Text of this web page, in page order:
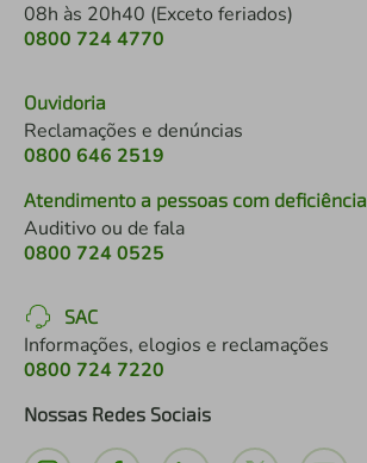
08h às 20h40 (Exceto feriados)
0800 724 4770
Ouvidoria
Reclamações e denúncias
0800 646 2519
Atendimento a pessoas com deficiência
Auditivo ou de fala
0800 724 0525
SAC
Informações, elogios e reclamações
0800 724 7220
Nossas Redes Sociais